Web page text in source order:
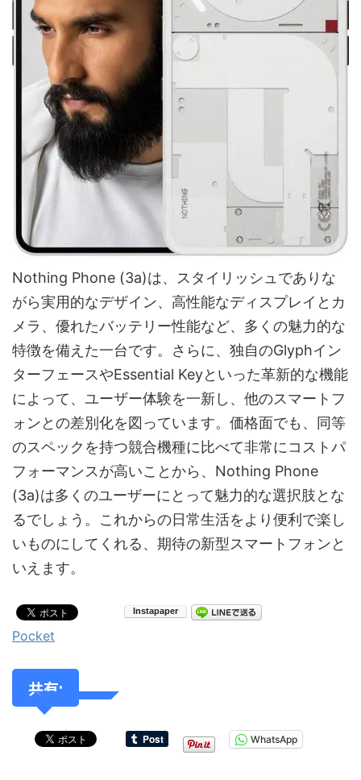
Nothing Phone (3a)は、スタイリッシュでありな
がら実用的なデザイン、高性能なディスプレイとカ
メラ、優れたバッテリー性能など、多くの魅力的な
特徴を備えた一台です。さらに、独自のGlyphイン
ターフェースやEssential Keyといった革新的な機能
によって、ユーザー体験を一新し、他のスマートフ
ォンとの差別化を図っています。価格面でも、同等
のスペックを持つ競合機種に比べて非常にコストパ
フォーマンスが高いことから、Nothing Phone
(3a)は多くのユーザーにとって魅力的な選択肢とな
るでしょう。これからの日常生活をより便利で楽し
いものにしてくれる、期待の新型スマートフォンと
いえます。
Pocket
共有:
WhatsApp